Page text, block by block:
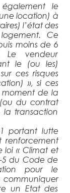
le
location) à
l’état des
Ce
moins de 6
vendeur
le (ou les)
ces risques
», si ces
moment de la
du contrat
la transaction
portant lutte
renforcement
loi « Climat et
5 du Code de
pour le
communiquer
un Etat des